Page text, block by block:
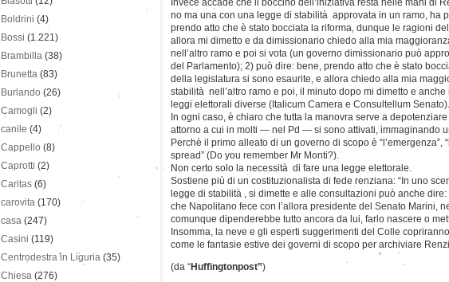
Invece accade che il boccino dell’iniziativa resta nelle mani di
no ma una con una legge di stabilità approvata in un ramo, ha
prendo atto che è stato bocciata la riforma, dunque le ragioni
allora mi dimetto e da dimissionario chiedo alla mia
nell’altro ramo e poi si vota (un governo dimissionario può
del Parlamento); 2) può dire: bene, prendo atto che è stato
della legislatura si sono esaurite, e allora chiedo alla mia
stabilità nell’altro ramo e poi, il minuto dopo mi dimetto e
leggi elettorali diverse (Italicum Camera e Consultellum Senato).
In ogni caso, è chiaro che tutta la manovra serve a
attorno a cui in molti — nel Pd — si sono attivati, immaginando
Perchè il primo alleato di un governo di scopo è “l’emergenza”,
spread” (Do you remember Mr Monti?).
Non certo solo la necessità di fare una legge elettorale.
Sostiene più di un costituzionalista di fede renziana: “In uno
legge di stabilità , si dimette e alle consultazioni può anche
che Napolitano fece con l’allora presidente del Senato Marini,
comunque dipenderebbe tutto ancora da lui, farlo nascere o
Insomma, la neve e gli esperti suggerimenti del Colle
come le fantasie estive dei governi di scopo per archiviare
(da “Huffingtonpost”)
Boldrini (4)
Bossi (1.221)
Brambilla (38)
Brunetta (83)
Burlando (26)
Camogli (2)
canile (4)
Cappello (8)
Caprotti (2)
Caritas (6)
carovita (170)
casa (247)
Casini (119)
Centrodestra in Liguria (35)
Chiesa (276)